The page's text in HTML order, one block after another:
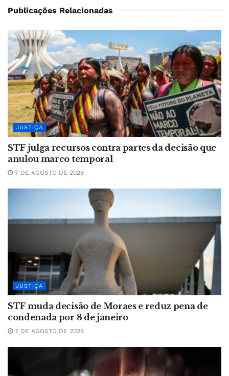
Publicações Relacionadas
JUSTIÇA
STF julga recursos contra partes da decisão que
anulou marco temporal
7 DE AGOSTO DE 2026
JUSTIÇA
STF muda decisão de Moraes e reduz pena de
condenada por 8 de janeiro
7 DE AGOSTO DE 2026